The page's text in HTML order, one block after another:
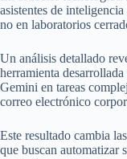
asistentes de
no en laboratorios
Un análisis detallado
herramienta
Gemini en tareas
correo electrónico
Este resultado cambia
que buscan automatizar